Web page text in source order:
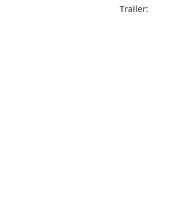
Trailer: